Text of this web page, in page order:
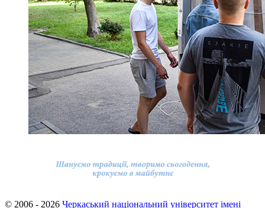
© 2006 - 2026 Черкаський національний університет імені